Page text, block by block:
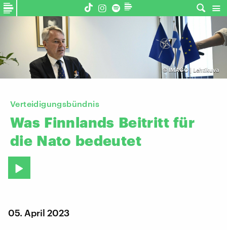
© IMAGO | Lehtikuva
Verteidigungsbündnis
Was Finnlands Beitritt für
die Nato bedeutet
05. April 2023